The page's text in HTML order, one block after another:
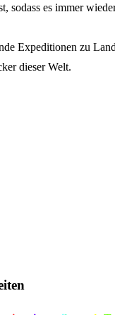
sodass es immer
Expeditionen zu
dieser Welt.